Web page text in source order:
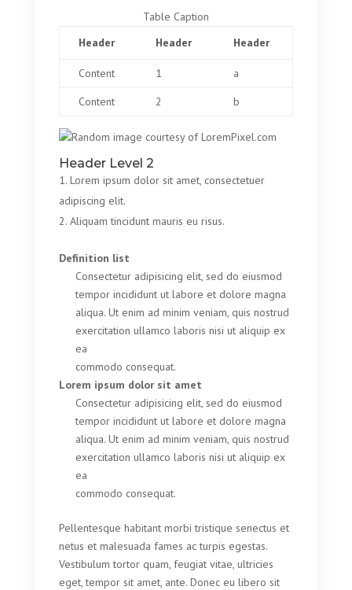
Table Caption
Header
Header Header
Content 1
a
Content
2 b
Header Level 2
Lorem ipsum dolor sit amet, consectetuer
adipiscing elit.
Aliquam tincidunt mauris eu risus.
Definition list
Consectetur adipisicing elit, sed do eiusmod
tempor incididunt ut labore et dolore magna
aliqua. Ut enim ad minim veniam, quis nostrud
exercitation ullamco laboris nisi ut aliquip ex
ea
commodo consequat.
Lorem ipsum dolor sit amet
Consectetur adipisicing elit, sed do eiusmod
tempor incididunt ut labore et dolore magna
aliqua. Ut enim ad minim veniam, quis nostrud
exercitation ullamco laboris nisi ut aliquip ex
ea
commodo consequat.
Pellentesque habitant morbi tristique senectus et
netus et malesuada fames ac turpis egestas.
Vestibulum tortor quam, feugiat vitae, ultricies
eget, tempor sit amet, ante. Donec eu libero sit